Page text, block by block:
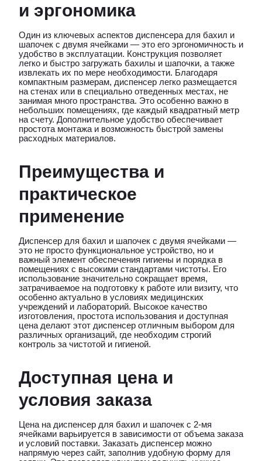
и эргономика
Один из ключевых аспектов диспенсера для бахил и
шапочек с двумя ячейками — это его эргономичность и
удобство в эксплуатации. Конструкция позволяет
легко и быстро загружать бахилы и шапочки, а также
извлекать их по мере необходимости. Благодаря
компактным размерам, диспенсер легко размещается
на стенах или в специально отведенных местах, не
занимая много пространства. Это особенно важно в
небольших помещениях, где каждый квадратный метр
на счету. Дополнительное удобство обеспечивает
простота монтажа и возможность быстрой замены
расходных материалов.
Преимущества и
практическое
применение
Диспенсер для бахил и шапочек с двумя ячейками —
это не просто функциональное устройство, но и
важный элемент обеспечения гигиены и порядка в
помещениях с высокими стандартами чистоты. Его
использование значительно сокращает время,
затрачиваемое на подготовку к работе или визиту, что
особенно актуально в условиях медицинских
учреждений и лабораторий. Высокое качество
изготовления, простота использования и доступная
цена делают этот диспенсер отличным выбором для
различных организаций, где необходим строгий
контроль за чистотой и гигиеной.
Доступная цена и
условия заказа
Цена на диспенсер для бахил и шапочек с 2-мя
ячейками варьируется в зависимости от объема заказа
и условий поставки. Заказать диспенсер можно
напрямую через сайт, заполнив удобную форму для